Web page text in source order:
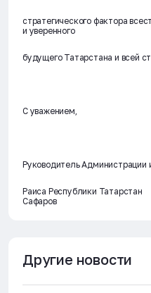
стратегического фактора
и уверенного
будущего Татарстана и всей
С уважением,
Руководитель Администрации
Раиса
Сафаров
Другие новости